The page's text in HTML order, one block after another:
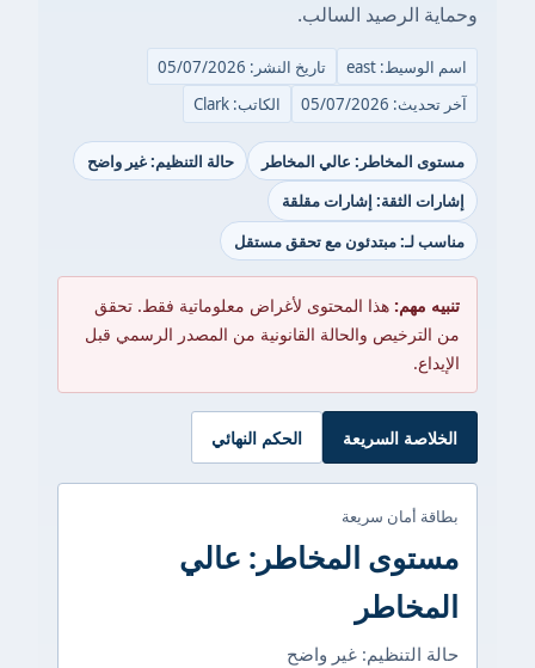
وحماية الرصيد السالب.
اسم الوسيط: east
تاريخ النشر: 05/07/2026
آخر تحديث: 05/07/2026
الكاتب: Clark
مستوى المخاطر: عالي المخاطر
حالة التنظيم: غير واضح
إشارات الثقة: إشارات مقلقة
مناسب لـ: مبتدئون مع تحقق مستقل
تنبيه مهم: هذا المحتوى لأغراض معلوماتية فقط. تحقق
من الترخيص والحالة القانونية من المصدر الرسمي قبل
الإيداع.
الخلاصة السريعة الحكم النهائي
بطاقة أمان سريعة
مستوى المخاطر: عالي
المخاطر
حالة التنظيم: غير واضح